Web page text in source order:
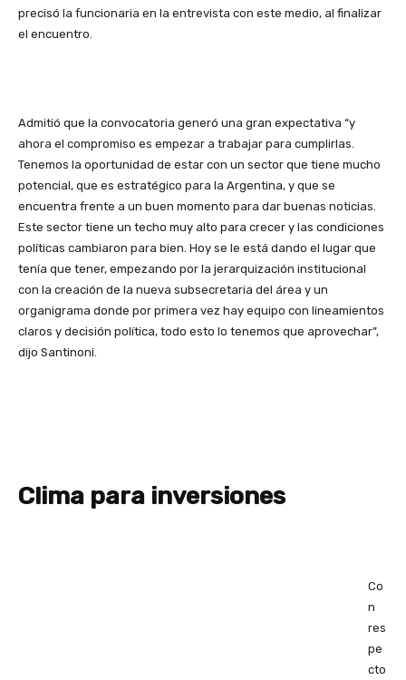
precisó la funcionaria en la entrevista con este medio, al finalizar
el encuentro.
Admitió que la convocatoria generó una gran expectativa “y
ahora el compromiso es empezar a trabajar para cumplirlas.
Tenemos la oportunidad de estar con un sector que tiene mucho
potencial, que es estratégico para la Argentina, y que se
encuentra frente a un buen momento para dar buenas noticias.
Este sector tiene un techo muy alto para crecer y las condiciones
políticas cambiaron para bien. Hoy se le está dando el lugar que
tenía que tener, empezando por la jerarquización institucional
con la creación de la nueva subsecretaria del área y un
organigrama donde por primera vez hay equipo con lineamientos
claros y decisión política, todo esto lo tenemos que aprovechar”,
dijo Santinoni.
Clima para inversiones
Co
n
res
pe
cto